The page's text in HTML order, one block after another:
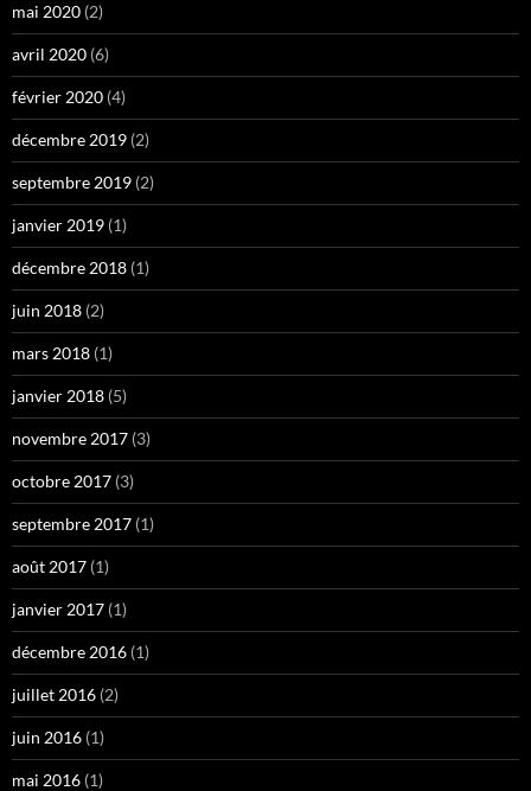
mai 2020 (2)
avril 2020 (6)
février 2020 (4)
décembre 2019 (2)
septembre 2019 (2)
janvier 2019 (1)
décembre 2018 (1)
juin 2018 (2)
mars 2018 (1)
janvier 2018 (5)
novembre 2017 (3)
octobre 2017 (3)
septembre 2017 (1)
août 2017 (1)
janvier 2017 (1)
décembre 2016 (1)
juillet 2016 (2)
juin 2016 (1)
mai 2016 (1)